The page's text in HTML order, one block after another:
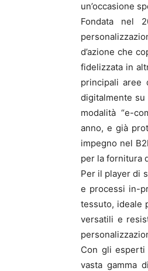
un’occasione
Fondata nel
d’azione che
fidelizzata in
principali aree
digitalmente
modalità “e-
anno, e già
impegno nel
per la fornitura
Per il player di
e processi in-
tessuto, ideale
versatili e
Con gli esperti
vasta gamma